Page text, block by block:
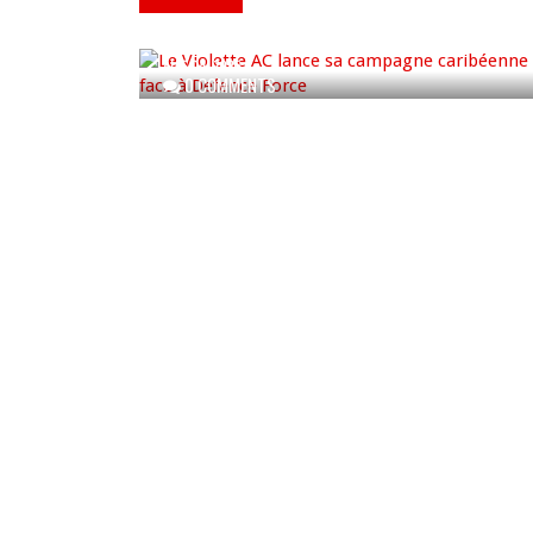
0 COMMENTS
AUG 04, 2026